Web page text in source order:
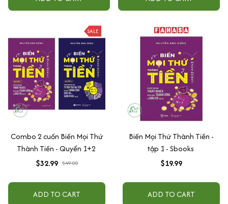
SALE
Combo 2 cuốn Biến Mọi Thứ
Thành Tiền - Quyển 1+2
$32.99 $49.00
ADD TO CART
Biến Mọi Thứ Thành Tiền -
tập 1 - Sbooks
$19.99
ADD TO CART